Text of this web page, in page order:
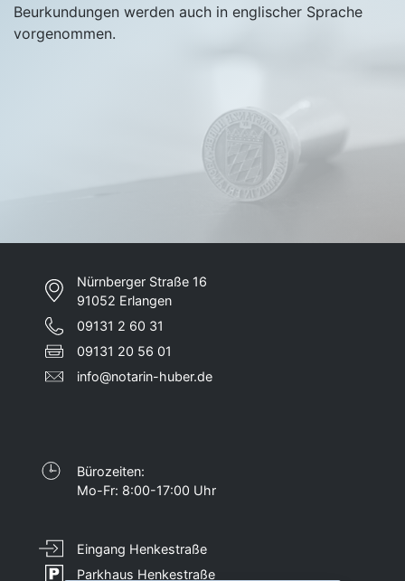
Beurkundungen werden auch in englischer Sprache
vorgenommen.
Nürnberger Straße 16
91052 Erlangen
09131 2 60 31
09131 20 56 01
info@notarin-huber.de
Bürozeiten:
Mo-Fr: 8:00-17:00 Uhr
Eingang Henkestraße
Parkhaus Henkestraße